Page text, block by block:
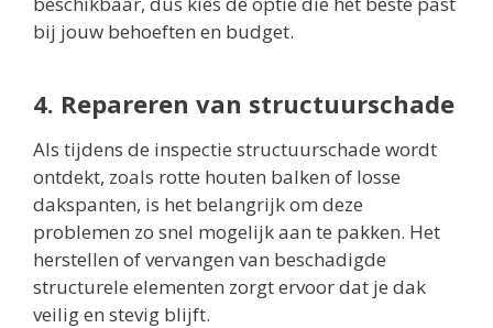
bij jouw behoeften en budget.
4. Repareren van structuurschade
Als tijdens de inspectie structuurschade wordt
ontdekt, zoals rotte houten balken of losse
dakspanten, is het belangrijk om deze
problemen zo snel mogelijk aan te pakken. Het
herstellen of vervangen van beschadigde
structurele elementen zorgt ervoor dat je dak
veilig en stevig blijft.